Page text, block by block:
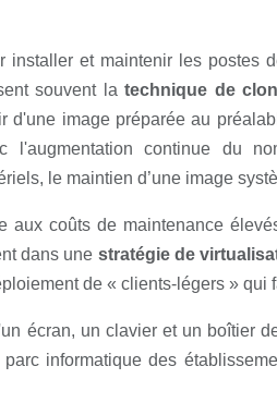
installer et maintenir les postes
souvent la technique de
d'une image préparée au
l'augmentation continue du
le maintien d’une image
aux coûts de maintenance
dans une stratégie de
de « clients-légers »
écran, un clavier et un boîtier
informatique des